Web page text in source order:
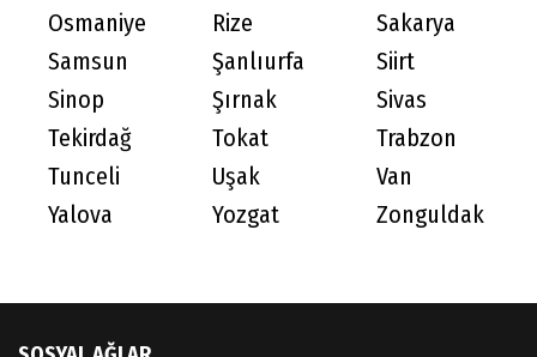
Osmaniye
Rize
Sakarya
Samsun
Şanlıurfa
Siirt
Sinop
Şırnak
Sivas
Tekirdağ
Tokat
Trabzon
Tunceli
Uşak
Van
Yalova
Yozgat Zonguldak